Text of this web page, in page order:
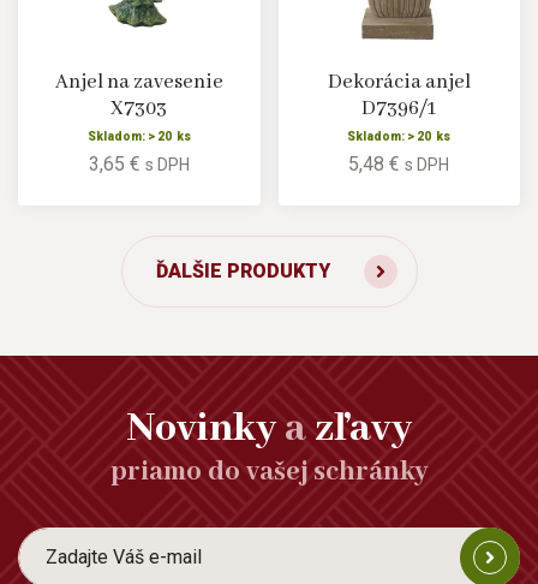
Anjel na zavesenie
X7303
Skladom: > 20 ks
3,65 € s DPH
Dekorácia anjel
D7396/1
Skladom: > 20 ks
5,48 €s DPH
ĎALŠIE PRODUKTY
Novinkyazľavy
priamo do vašej schránky